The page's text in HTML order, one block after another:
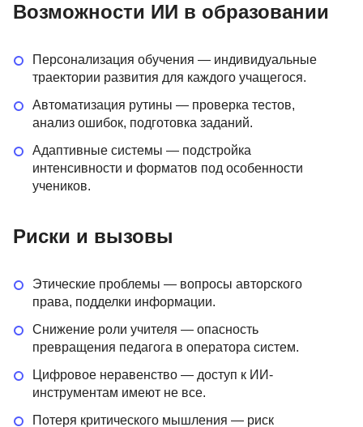
Возможности ИИ в образовании
Персонализация обучения — индивидуальные
траектории развития для каждого учащегося.
Автоматизация рутины — проверка тестов,
анализ ошибок, подготовка заданий.
Адаптивные системы — подстройка
интенсивности и форматов под особенности
учеников.
Риски и вызовы
Этические проблемы — вопросы авторского
права, подделки информации.
Снижение роли учителя — опасность
превращения педагога в оператора систем.
Цифровое неравенство — доступ к ИИ-
инструментам имеют не все.
Потеря критического мышления — риск